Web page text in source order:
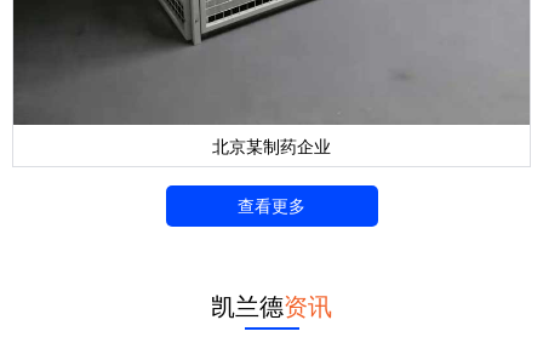
北京某制药企业
查看更多
凯兰德资讯